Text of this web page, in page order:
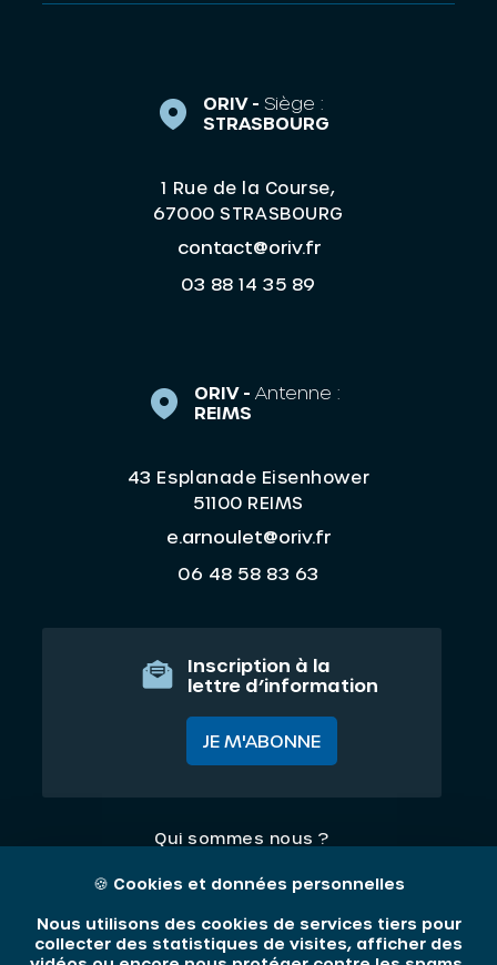
ORIV - Siège :
STRASBOURG
1 Rue de la Course,
67000 STRASBOURG
contact@oriv.fr
03 88 14 35 89
ORIV - Antenne :
REIMS
43 Esplanade Eisenhower
51100 REIMS
e.arnoulet@oriv.fr
06 48 58 83 63
Inscription à la
lettre d’information
JE M'ABONNE
Qui sommes nous ?
Nos thématiques
🍪 Cookies et données personnelles
Nous utilisons des cookies de services tiers pour
collecter des statistiques de visites, afficher des